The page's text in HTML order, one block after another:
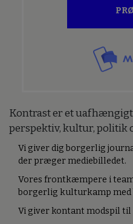
Kontrast er et uafhængigt
perspektiv, kultur, politik
Vi giver dig borgerlig
der præger mediebilledet.
Vores frontkæmpere i
borgerlig kulturkamp med
Vi giver kontant modspil til